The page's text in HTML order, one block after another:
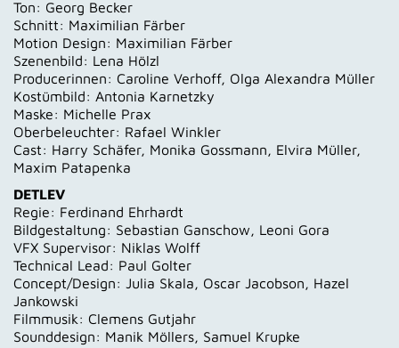
Ton: Georg Becker
Schnitt: Maximilian Färber
Motion Design: Maximilian Färber
Szenenbild: Lena Hölzl
Producerinnen: Caroline Verhoff, Olga Alexandra Müller
Kostümbild: Antonia Karnetzky
Maske: Michelle Prax
Oberbeleuchter: Rafael Winkler
Cast: Harry Schäfer, Monika Gossmann, Elvira Müller,
Maxim Patapenka
DETLEV
Regie: Ferdinand Ehrhardt
Bildgestaltung: Sebastian Ganschow, Leoni Gora
VFX Supervisor: Niklas Wolff
Technical Lead: Paul Golter
Concept/Design: Julia Skala, Oscar Jacobson, Hazel
Jankowski
Filmmusik: Clemens Gutjahr
Sounddesign: Manik Möllers, Samuel Krupke